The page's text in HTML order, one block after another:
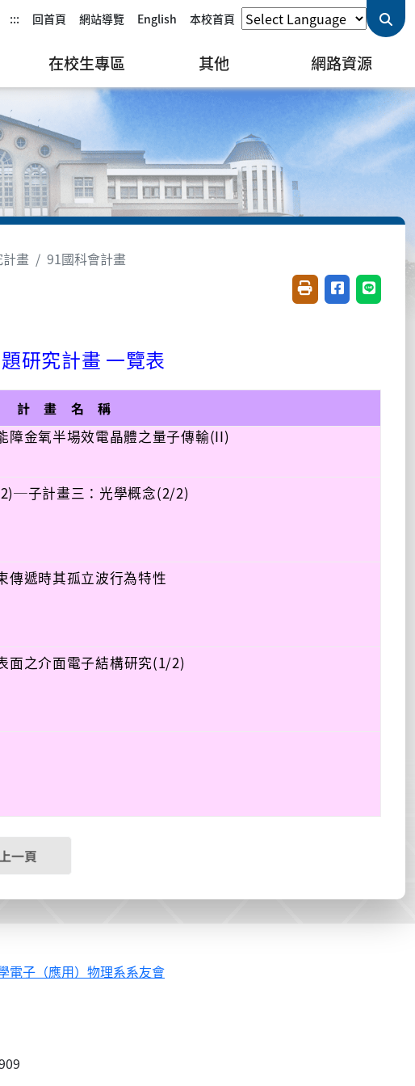
::: 回首頁 網站導覽 English 本校首頁
在校生專區 其他 網路資源
畫 91國科會計畫
友善列印(開新視窗)
分享至臉書(
分享至
研究計畫 一覽表
計 畫 名 稱
障金氧半場效電晶體之量子傳輸(II)
子計畫三：光學概念(2/2)
傳遞時其孤立波行為特性
面之介面電子結構研究(1/2)
一頁
電子（應用）物理系系友會